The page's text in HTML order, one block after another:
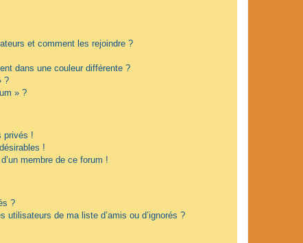
et comment les rejoindre ?
dans une couleur différente ?
?
» ?
privés !
!
membre de ce forum !
?
utilisateurs de ma liste d’amis ou d’ignorés ?